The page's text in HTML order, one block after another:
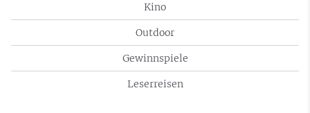
Kino
Outdoor
Gewinnspiele
Leserreisen